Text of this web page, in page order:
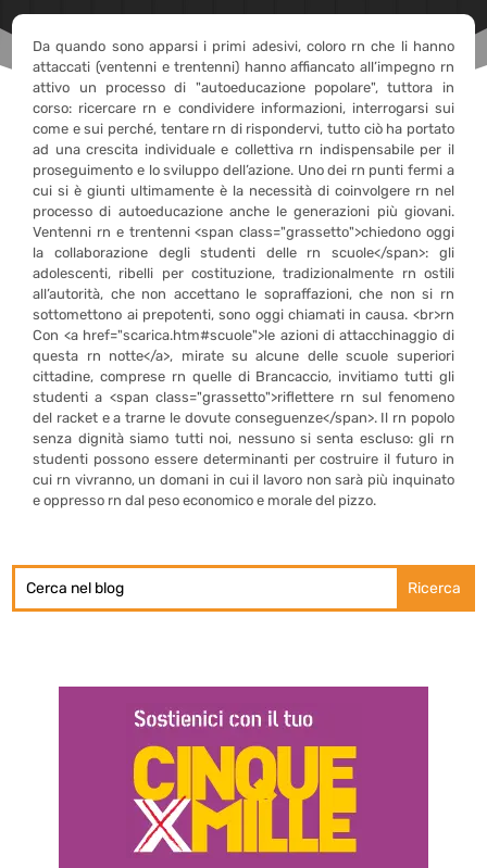
Da quando sono apparsi i primi adesivi, coloro rn che li hanno
attaccati (ventenni e trentenni) hanno affiancato all’impegno rn
attivo un processo di "autoeducazione popolare", tuttora in
corso: ricercare rn e condividere informazioni, interrogarsi sui
come e sui perché, tentare rn di rispondervi, tutto ciò ha portato
ad una crescita individuale e collettiva rn indispensabile per il
proseguimento e lo sviluppo dell’azione. Uno dei rn punti fermi a
cui si è giunti ultimamente è la necessità di coinvolgere rn nel
processo di autoeducazione anche le generazioni più giovani.
Ventenni rn e trentenni <span class="grassetto">chiedono oggi
la collaborazione degli studenti delle rn scuole</span>: gli
adolescenti, ribelli per costituzione, tradizionalmente rn ostili
all’autorità, che non accettano le sopraffazioni, che non si rn
sottomettono ai prepotenti, sono oggi chiamati in causa. <br>rn
Con <a href="scarica.htm#scuole">le azioni di attacchinaggio di
questa rn notte</a>, mirate su alcune delle scuole superiori
cittadine, comprese rn quelle di Brancaccio, invitiamo tutti gli
studenti a <span class="grassetto">riflettere rn sul fenomeno
del racket e a trarne le dovute conseguenze</span>. Il rn popolo
senza dignità siamo tutti noi, nessuno si senta escluso: gli rn
studenti possono essere determinanti per costruire il futuro in
cui rn vivranno, un domani in cui il lavoro non sarà più inquinato
e oppresso rn dal peso economico e morale del pizzo.